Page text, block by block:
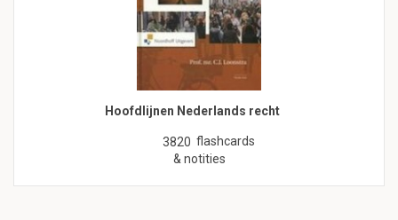
Hoofdlijnen Nederlands recht
3820 flashcards
& notities